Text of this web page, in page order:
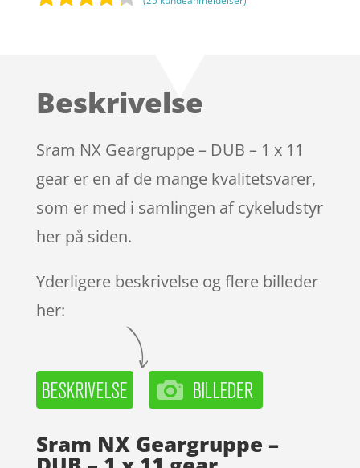
på
mmelser
Beskrivelse
Sram NX Geargruppe – DUB – 1 x 11
gear er en af de mange kvalitetsvarer,
som er med i samlingen af cykeludstyr
her på siden.
Yderligere beskrivelse og flere billeder
her:
Sram NX Geargruppe –